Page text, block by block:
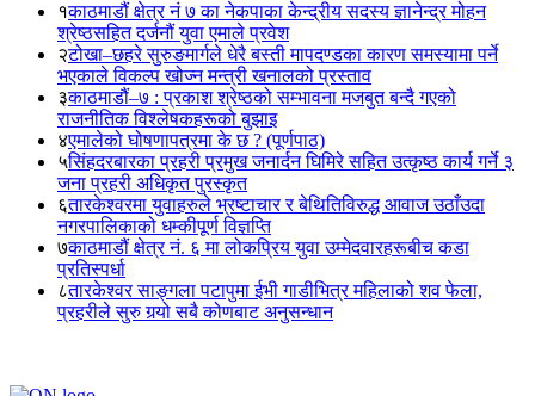
१काठमाडौं क्षेत्र नं ७ का नेकपाका केन्द्रीय सदस्य ज्ञानेन्द्र मोहन
श्रेष्ठसहित दर्जनौं युवा एमाले प्रवेश
२टोखा–छहरे सुरुङमार्गले धेरै बस्ती मापदण्डका कारण समस्यामा पर्ने
भएकाले विकल्प खोज्न मन्त्री खनालको प्रस्ताव
३काठमाडौं–७ : प्रकाश श्रेष्ठको सम्भावना मजबुत बन्दै गएको
राजनीतिक विश्लेषकहरूको बुझाइ
४एमालेको घोषणापत्रमा के छ ? (पूर्णपाठ)
५सिंहदरबारका प्रहरी प्रमुख जनार्दन घिमिरे सहित उत्कृष्ठ कार्य गर्ने ३
जना प्रहरी अधिकृत पुरस्कृत
६तारकेश्वरमा युवाहरुले भ्रष्टाचार र बेथितिविरुद्ध आवाज उठाँउदा
नगरपालिकाको धम्कीपूर्ण विज्ञप्ति
७काठमाडौं क्षेत्र नं. ६ मा लोकप्रिय युवा उम्मेदवारहरूबीच कडा
प्रतिस्पर्धा
८तारकेश्वर साङ्गला पटापुमा ईभी गाडीभित्र महिलाको शव फेला,
प्रहरीले सुरु गर्‍यो सबै कोणबाट अनुसन्धान